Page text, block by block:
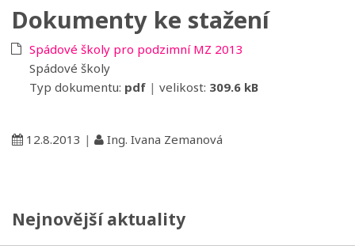
Dokumenty ke stažení
Spádové školy pro podzimní MZ 2013
Spádové školy
Typ dokumentu: pdf | velikost: 309.6 kB
12.8.2013 | Ing. Ivana Zemanová
Nejnovější aktuality